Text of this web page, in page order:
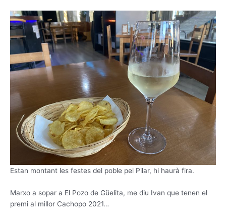
Estan montant les festes del poble pel Pilar, hi haurà fira.
Marxo a sopar a El Pozo de Güelita, me diu Ivan que tenen el
premi al millor Cachopo 2021…